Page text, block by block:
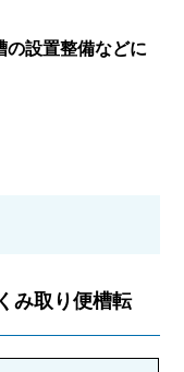
の設置整備などに
み取り便槽転